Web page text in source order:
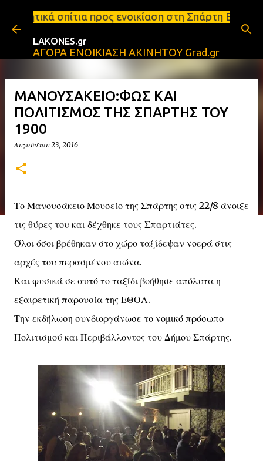
Μετάβαση στο κύριο περιεχόμενο
ενοικίαση στη Σπάρτη Ενοικιάσεις
LAKONES.gr
ΑΓΟΡΑ ΕΝΟΙΚΙΑΣΗ ΑΚΙΝΗΤΟΥ Grad.gr
ΜΑΝΟΥΣΑΚΕΙΟ:ΦΩΣ ΚΑΙ
ΠΟΛΙΤΙΣΜΟΣ ΤΗΣ ΣΠΑΡΤΗΣ ΤΟΥ
1900
Αυγούστου 23, 2016
Το Μανουσάκειο Μουσείο της Σπάρτης στις 22/8 άνοιξε
τις θύρες του και δέχθηκε τους Σπαρτιάτες.
Όλοι όσοι βρέθηκαν στο χώρο ταξίδεψαν νοερά στις
αρχές του περασμένου αιώνα.
Και φυσικά σε αυτό το ταξίδι βοήθησε απόλυτα η
εξαιρετική παρουσία της ΕΘΟΛ.
Την εκδήλωση συνδιοργάνωσε το νομικό πρόσωπο
Πολιτισμού και Περιβάλλοντος του Δήμου Σπάρτης.